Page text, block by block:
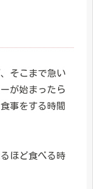
そこまで急い
が始まったら
事をする時間
ほど食べる時